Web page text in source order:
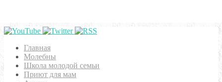
Главная
Молебны
Школа молодой семьи
Приют для мам